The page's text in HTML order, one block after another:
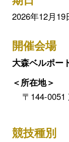
2026年12月
開催会場
大森ベルポー
＜所在地＞
〒144-
競技種別